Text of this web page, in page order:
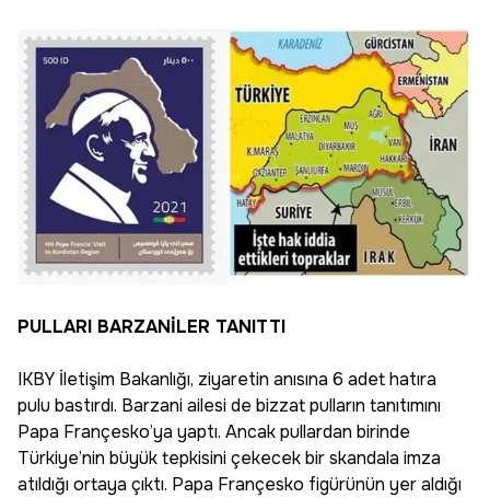
PULLARI BARZANİLER TANITTI
IKBY İletişim Bakanlığı, ziyaretin anısına 6 adet hatıra
pulu bastırdı. Barzani ailesi de bizzat pulların tanıtımını
Papa Françesko’ya yaptı. Ancak pullardan birinde
Türkiye’nin büyük tepkisini çekecek bir skandala imza
atıldığı ortaya çıktı. Papa Françesko figürünün yer aldığı